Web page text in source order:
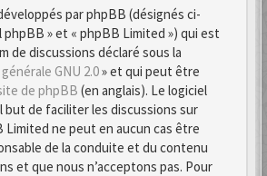
par phpBB (désignés ci-
phpBB » et « phpBB Limited ») qui est
de discussions déclaré sous la
GNU 2.0» et qui peut être
de phpBB (en anglais). Le logiciel
but de faciliter les discussions sur
ne peut en aucun cas être
de la conduite et du contenu
et que nous n’acceptons pas. Pour